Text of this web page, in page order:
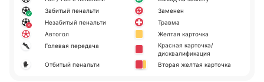
Забитый пенальти
Незабитый пенальти
Автогол
Голевая передача
Отбитый пенальти
Заменен
Травма
Желтая карточка
Красная карточка/
дисквалификация
Вторая желтая карточка